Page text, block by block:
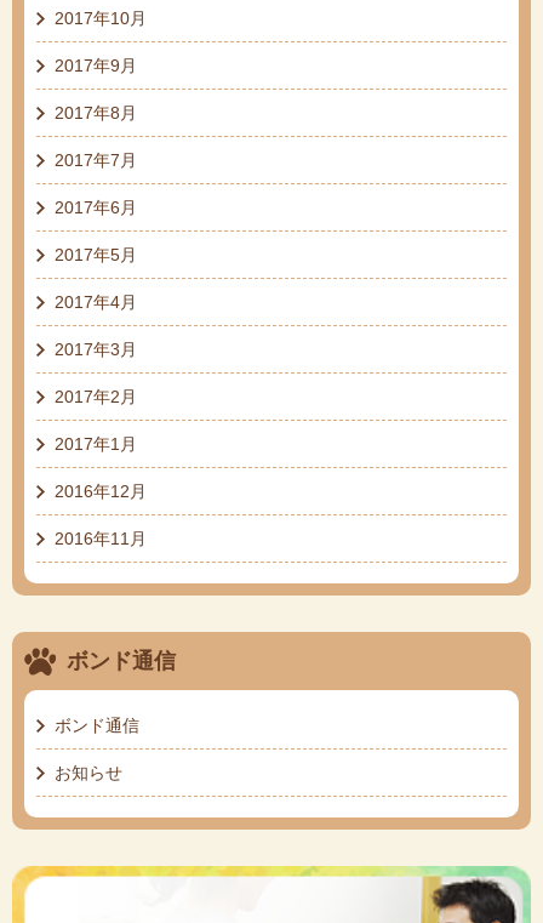
2017年10月
2017年9月
2017年8月
2017年7月
2017年6月
2017年5月
2017年4月
2017年3月
2017年2月
2017年1月
2016年12月
2016年11月
ボンド通信
ボンド通信
お知らせ